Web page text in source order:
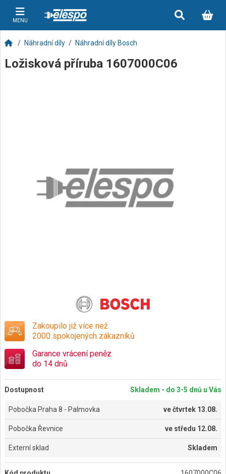
MENU
Náhradní díly Náhradní díly Bosch
Ložisková příruba 1607000C06
Zakoupilo již více než
2000 spokojených zákazníků
Garance vrácení peněz
do 14 dnů
Dostupnost Skladem - do 3-5 dnů u Vás
Pobočka Praha 8 - Palmovka večtvrtek 13.08.
Pobočka Řevnice ve středu 12.08.
Externí sklad Skladem